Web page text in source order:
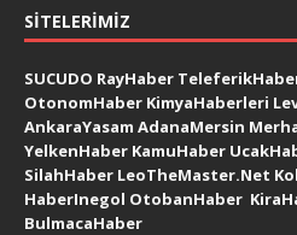
SITELERIMIZ
SUCUDO RayHaber
OtonomHaber KimyaHaberleri
AnkaraYasam AdanaMersin
YelkenHaber KamuHaber
SilahHaber LeoTheMaster.Net
HaberInegol OtobanHaber
BulmacaHaber